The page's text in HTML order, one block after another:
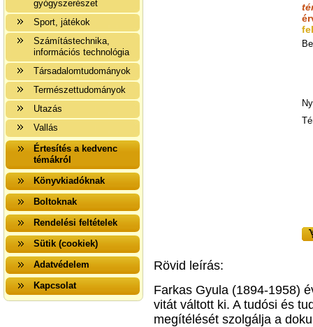
gyógyszerészet
Sport, játékok
Számítástechnika,
információs technológia
Társadalomtudományok
Természettudományok
Utazás
Vallás
Értesítés a kedvenc
témákról
Könyvkiadóknak
Boltoknak
Rendelési feltételek
Sütik (cookiek)
Adatvédelem
Kapcsolat
Rövid leírás:
Farkas Gyula (1894-1958)
vitát váltott ki. A tudósi és
megítélését szolgálja a